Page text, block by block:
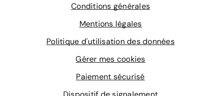
Henry Ford, le pionnier de l'histoire automobile
Conditions générales
Mentions légales
Politique d'utilisation des données
Gérer mes cookies
Paiement sécurisé